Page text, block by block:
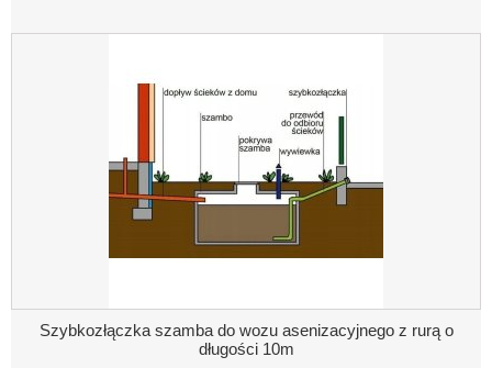
Szybkozłączka szamba do wozu asenizacyjnego z rurą o
długości 10m